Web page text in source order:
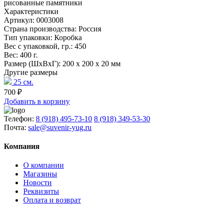
Характеристики
Артикул: 0003008
Страна производства: Россия
Тип упаковки: Коробка
Вес с упаковкой, гр.: 450
Вес: 400 г.
Размер (ШхВхГ): 200 х 200 х 20 мм
Другие размеры
25 см.
700 ₽
Добавить в корзину
Телефон: 8 (918) 495-73-10 8 (918) 349-53-30
Почта: sale@suvenir-yug.ru
Компания
О компании
Магазины
Новости
Реквизиты
Оплата и возврат